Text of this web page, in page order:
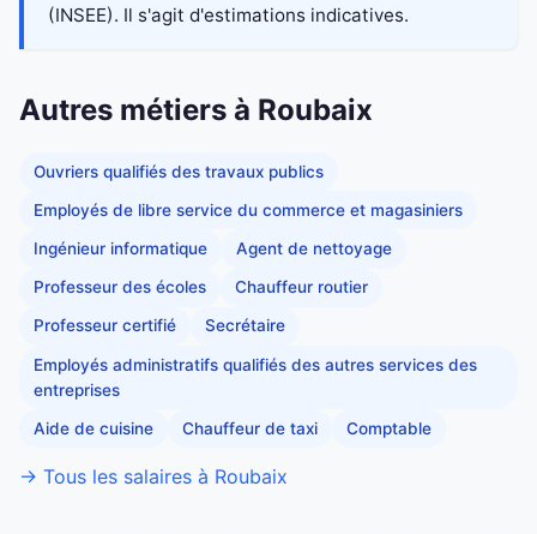
(INSEE). Il s'agit d'estimations indicatives.
Autres métiers à Roubaix
Ouvriers qualifiés des travaux publics
Employés de libre service du commerce et magasiniers
Ingénieur informatique Agent de nettoyage
Professeur des écoles Chauffeur routier
Professeur certifié Secrétaire
Employés administratifs qualifiés des autres services des
entreprises
Aide de cuisine Chauffeur de taxi Comptable
→ Tous les salaires à Roubaix